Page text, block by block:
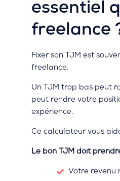
essentiel
freelance
Fixer son TJM est
freelance.
Un TJM trop bas peut
peut rendre votre
expérience.
Ce calculateur vous
Le bon TJM doit
Votre revenu